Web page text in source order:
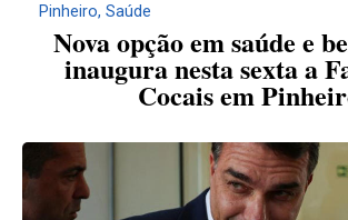
Pinheiro, Saúde
Nova opção em saúde e
inaugura nesta sexta a
Cocais em